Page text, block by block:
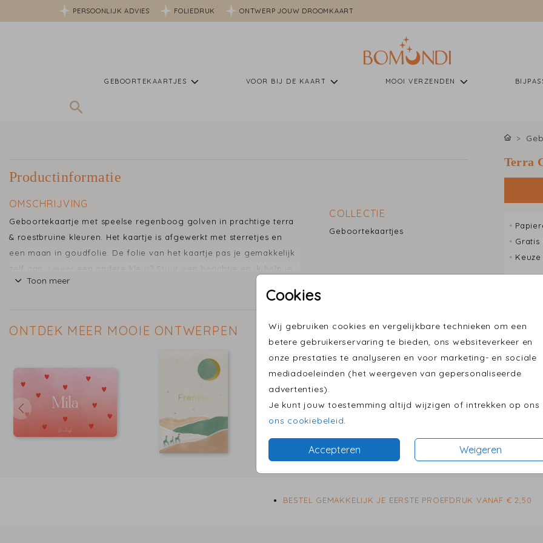
PERSOONLIJK ADVIES FOLIEDRUK ONTWERP JOUW DROOMKAART
GEBOORTEKAARTJES VOOR BIJ DE KAART MOOI VERZENDEN
Cookies
Wij gebruiken cookies en vergelijkbare technieken om een
betere gebruikerservaring te bieden, ons websiteverkeer en
onze prestaties te analyseren en voor marketing- en sociale
mediadoeleinden (het weergeven van gepersonaliseerde
advertenties).
Je kunt jouw toestemming altijd wijzigen of intrekken op ons
ons cookiebeleid
Accepteren Weigeren
Productinformatie
OMSCHRIJVING
Geboortekaartje met speelse regenboog golven in prachtige terra
& roestbruine kleuren. Het kaartje is afgewerkt met sterretjes en
een maan in goudfolie. De folie van het kaartje pas je gemakkelijk
zelf aan. Liever een andere kleur? Stuur een berichtje en ik help je
graag!Toon meer
COLLECTIE
Geboortekaartjes
ONTDEK MEER MOOIE ONTWERPEN
Terra
•
•
•
BESTEL GEMAKKELIJK JE EERSTE PROEFDRUK VANAF € 2,50